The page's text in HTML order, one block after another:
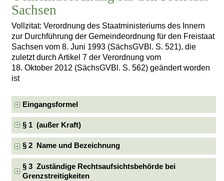
Sachsen
Vollzitat: Verordnung des Staatministeriums des Innern
zur Durchführung der Gemeindeordnung für den Freistaat
Sachsen vom 8. Juni 1993 (SächsGVBl. S. 521), die
zuletzt durch Artikel 7 der Verordnung vom
18. Oktober 2012 (SächsGVBl. S. 562) geändert worden
ist
Eingangsformel
§ 1 (außer Kraft)
§ 2 Name und Bezeichnung
§ 3 Zuständige Rechtsaufsichtsbehörde bei
Grenzstreitigkeiten